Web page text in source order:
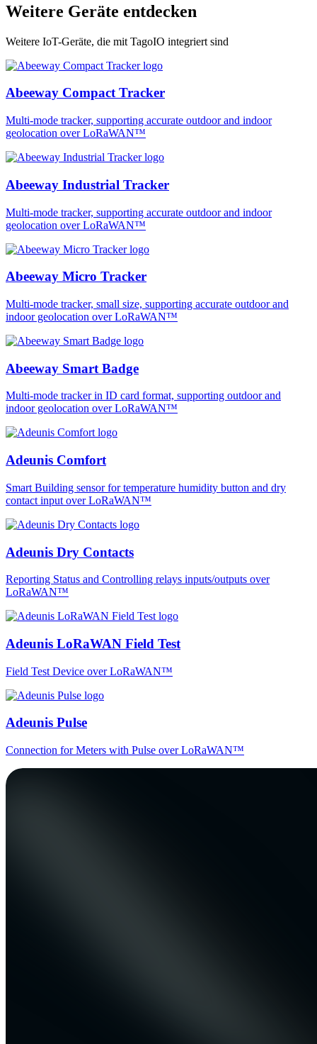
Weitere Geräte entdecken
Weitere IoT-Geräte, die mit TagoIO integriert sind
Abeeway Compact Tracker
Multi-mode tracker, supporting accurate outdoor and indoor
geolocation over LoRaWAN™
Abeeway Industrial Tracker
Multi-mode tracker, supporting accurate outdoor and indoor
geolocation over LoRaWAN™
Abeeway Micro Tracker
Multi-mode tracker, small size, supporting accurate outdoor and
indoor geolocation over LoRaWAN™
Abeeway Smart Badge
Multi-mode tracker in ID card format, supporting outdoor and
indoor geolocation over LoRaWAN™
Adeunis Comfort
Smart Building sensor for temperature humidity button and dry
contact input over LoRaWAN™
Adeunis Dry Contacts
Reporting Status and Controlling relays inputs/outputs over
LoRaWAN™
Adeunis LoRaWAN Field Test
Field Test Device over LoRaWAN™
Adeunis Pulse
Connection for Meters with Pulse over LoRaWAN™